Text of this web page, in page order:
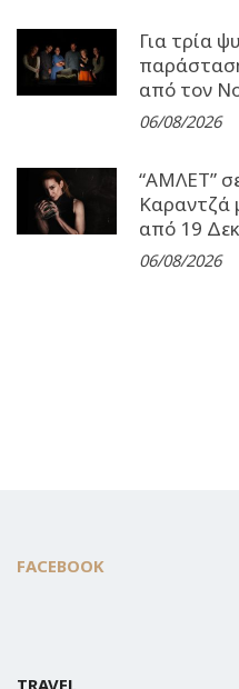
Για τρία
από τον
06/08/2026
“ΑΜΛΕΤ”
Καραντζά
από 19
06/08/2026
FACEBOOK